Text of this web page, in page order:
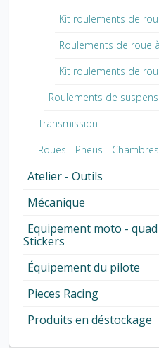
Kit roulements de
Roulements de roue
Kit roulements de
Roulements de
Transmission
Roues - Pneus - Chambres
Atelier - Outils
Mécanique
Equipement moto -
Stickers
Équipement du pilote
Pieces Racing
Produits en déstockage